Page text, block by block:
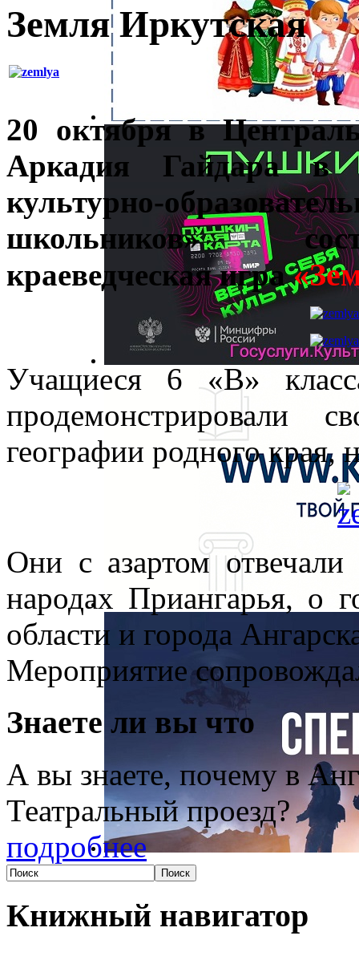
Земля Иркутская
20 октября в
Аркадия Гайдара в
культурно-
школьников»
краеведческая игра
Учащиеся 6 «В»
географии родного края,
Они с азартом
народах Приангарья, о
области и города
Мероприятие
Знаете ли вы что
А вы знаете, почему в
Театральный проезд?
подробнее
Книжный навигатор